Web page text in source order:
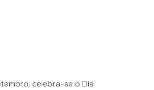
celebra-se o Dia